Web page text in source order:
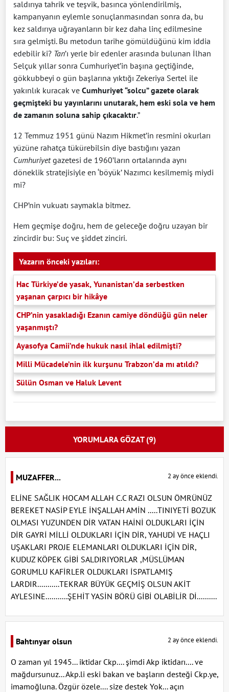
saldırıya tahrik ve teşvik, basınca yönlendirilmiş,
kampanyanın eylemle sonuçlanmasından sonra da, bu
kez saldırıya uğrayanların bir kez daha linç edilmesine
sıra gelmişti. Bu metodun tarihe gömüldüğünü kim iddia
edebilir ki? Tan’ı yerle bir edenler arasında bulunan İlhan
Selçuk yıllar sonra Cumhuriyet’in başına geçtiğinde,
gökkubbeyi o gün başlarına yıktığı Zekeriya Sertel ile
yakınlık kuracak ve Cumhuriyet “solcu” gazete olarak
geçmişteki bu yayınlarını unutarak, hem eski sola ve hem
de zamanın soluna sahip çıkacaktır.”
12 Temmuz 1951 günü Nazım Hikmet’in resmini okurları
yüzüne rahatça tükürebilsin diye bastığını yazan
Cumhuriyetgazetesi de 1960’ların ortalarında aynı
döneklik stratejisiyle en ‘böyük’ Nazımcı kesilmemiş miydi
mi?
CHP’nin vukuatı saymakla bitmez.
Hem geçmişe doğru, hem de geleceğe doğru uzayan bir
zincirdir bu: Suç ve şiddet zinciri.
Yazarın önceki yazıları:
Hac Türkiye’de yasak, Yunanistan’da serbestken
yaşanan çarpıcı bir hikâye
CHP’nin yasakladığı Ezanın camiye döndüğü gün neler
yaşanmıştı?
Ayasofya Camii’nde hukuk nasıl ihlal edilmişti?
Milli Mücadele’nin ilk kurşunu Trabzon’da mı atıldı?
Sülün Osman ve Haluk Levent
YORUMLARA GÖZAT (9)
MUZAFFER... 2 ay önce eklendi.
ELİNE SAĞLIK HOCAM ALLAH C.C RAZI OLSUN ÖMRÜNÜZ
BEREKET NASİP EYLE İNŞALLAH AMİN .....TINIYETİ BOZUK
OLMASI YUZUNDEN DİR VATAN HAİNİ OLDUKLARI İÇİN
DİR GAYRİ MİLLİ OLDUKLARI İÇİN DİR, YAHUDİ VE HAÇLI
UŞAKLARI PROJE ELEMANLARI OLDUKLARI İÇİN DİR,
KUDUZ KÖPEK GİBİ SALDIRIYORLAR ,MÜSLÜMAN
GORUMLU KAFİRLER OLDUKLARI İSPATLAMIŞ
LARDIR...........TEKRAR BÜYÜK GEÇMİŞ OLSUN AKİT
AYLESINE...........ŞEHİT YASİN BÖRÜ GİBİ OLABİLİR Dİ..........
Bahtınyar olsun 2 ay önce eklendi.
O zaman yıl 1945... iktidar Ckp.... şimdi Akp iktidarı.... ve
mağdursunuz... Akp.li eski bakan ve başların desteği Ckp.ye,
imamoğluna. Özgür özele.... size destek Yok... açın